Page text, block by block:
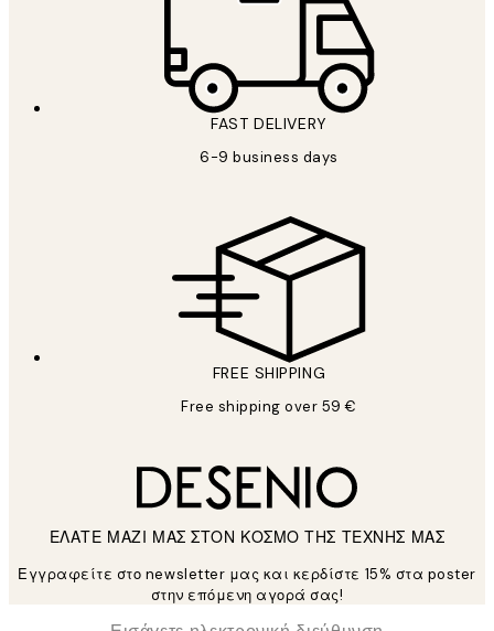
FAST DELIVERY
6-9 business days
FREE SHIPPING
Free shipping over 59 €
ΕΛΑΤΕ ΜΑΖΙ ΜΑΣ ΣΤΟΝ ΚΟΣΜΟ ΤΗΣ ΤΕΧΝΗΣ ΜΑΣ
Εγγραφείτε στο newsletter μας και κερδίστε 15% στα poster
στην επόμενη αγορά σας!
Ηλεκτρονική Διεύθυνση